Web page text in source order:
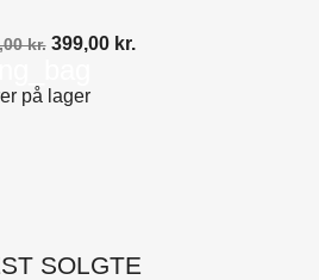
kr. 399,00 kr.
på lager
SOLGTE